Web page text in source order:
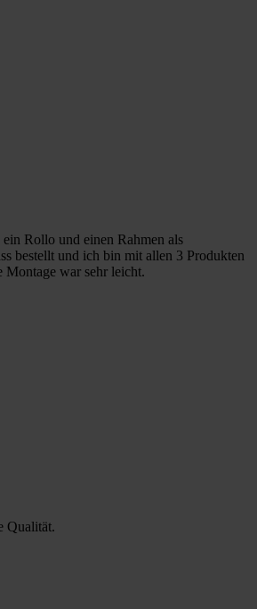
ein Rollo und einen Rahmen als
bestellt und ich bin mit allen 3 Produkten
Montage war sehr leicht.
Qualität.